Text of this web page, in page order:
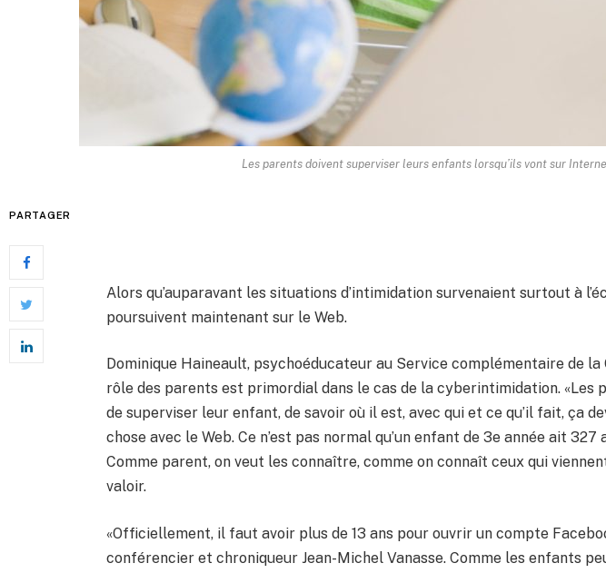
Les parents doivent superviser leurs enfants lorsqu’ils vont sur
PARTAGER
Alors qu’auparavant les situations d’intimidation survenaient surtout à
poursuivent maintenant sur le Web.
Dominique Haineault, psychoéducateur au Service complémentaire de la
rôle des parents est primordial dans le cas de la cyberintimidation. «Les
de superviser leur enfant, de savoir où il est, avec qui et ce qu’il fait, ça
chose avec le Web. Ce n’est pas normal qu’un enfant de 3e année ait 327
Comme parent, on veut les connaître, comme on connaît ceux qui
valoir.
«Officiellement, il faut avoir plus de 13 ans pour ouvrir un compte
conférencier et chroniqueur Jean-Michel Vanasse. Comme les enfants